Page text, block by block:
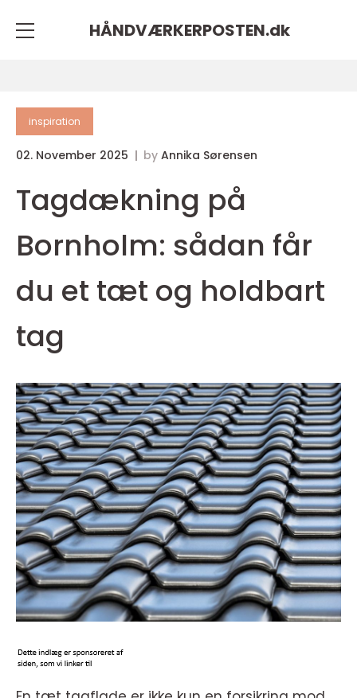
HÅNDVÆRKERPOSTEN.dk
inspiration
02. November 2025 by Annika Sørensen
Tagdækning på
Bornholm: sådan får
du et tæt og holdbart
tag